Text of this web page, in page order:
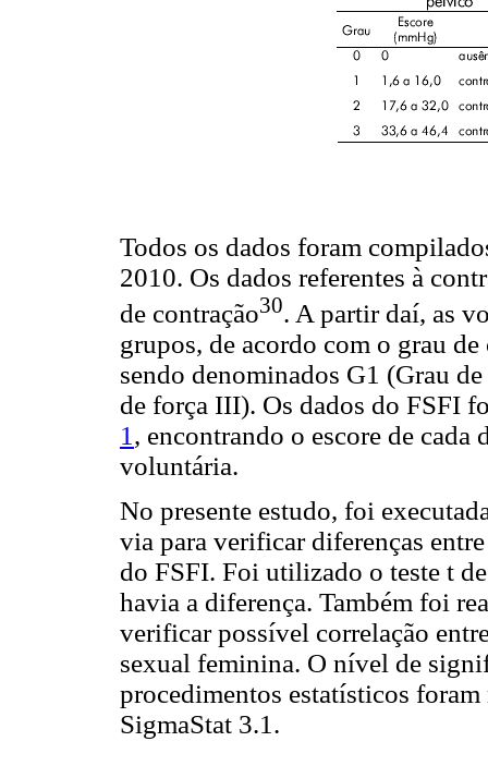
Todos os dados foram
2010. Os dados referentes à
de contração30. A partir daí, as
grupos, de acordo com o grau
sendo denominados G1 (Grau
de força III). Os dados do FSFI
1 , encontrando o escore de cada
voluntária.
No presente estudo, foi
via para verificar diferenças
do FSFI. Foi utilizado o teste t
havia a diferença. Também foi
verificar possível correlação
sexual feminina. O nível de
procedimentos estatísticos
SigmaStat 3.1.